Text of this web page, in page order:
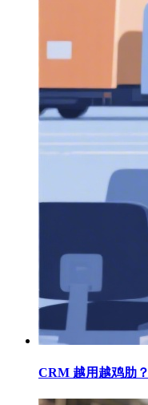
CRM 越用越鸡肋